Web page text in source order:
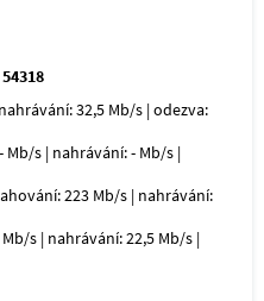
54318
32,5 Mb/s | odezva:
Mb/s | nahrávání: - Mb/s |
223 Mb/s | nahrávání:
s | nahrávání: 22,5 Mb/s |